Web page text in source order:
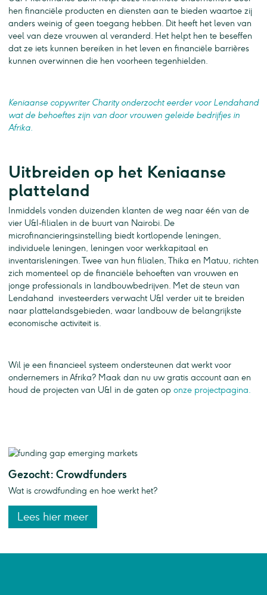
hen financiële producten en diensten aan te bieden waartoe zij
anders weinig of geen toegang hebben. Dit heeft het leven van
veel van deze vrouwen al veranderd. Het helpt hen te beseffen
dat ze iets kunnen bereiken in het leven en financiële barrières
kunnen overwinnen die hen voorheen tegenhielden.
Keniaanse copywriter Charity onderzocht eerder voor Lendahand
wat de behoeftes zijn van door vrouwen geleide bedrijfjes in
Afrika.
Uitbreiden op het Keniaanse
platteland
Inmiddels vonden duizenden klanten de weg naar één van de
vier U&I-filialen in de buurt van Nairobi. De
microfinancieringsinstelling biedt kortlopende leningen,
individuele leningen, leningen voor werkkapitaal en
inventarisleningen. Twee van hun filialen, Thika en Matuu, richten
zich momenteel op de financiële behoeften van vrouwen en
jonge professionals in landbouwbedrijven. Met de steun van
Lendahand investeerders verwacht U&I verder uit te breiden
naar plattelandsgebieden, waar landbouw de belangrijkste
economische activiteit is.
Wil je een financieel systeem ondersteunen dat werkt voor
ondernemers in Afrika? Maak dan nu uw gratis account aan en
houd de projecten van U&I in de gaten op onze projectpagina.
Gezocht: Crowdfunders
Wat is crowdfunding en hoe werkt het?
Lees hier meer